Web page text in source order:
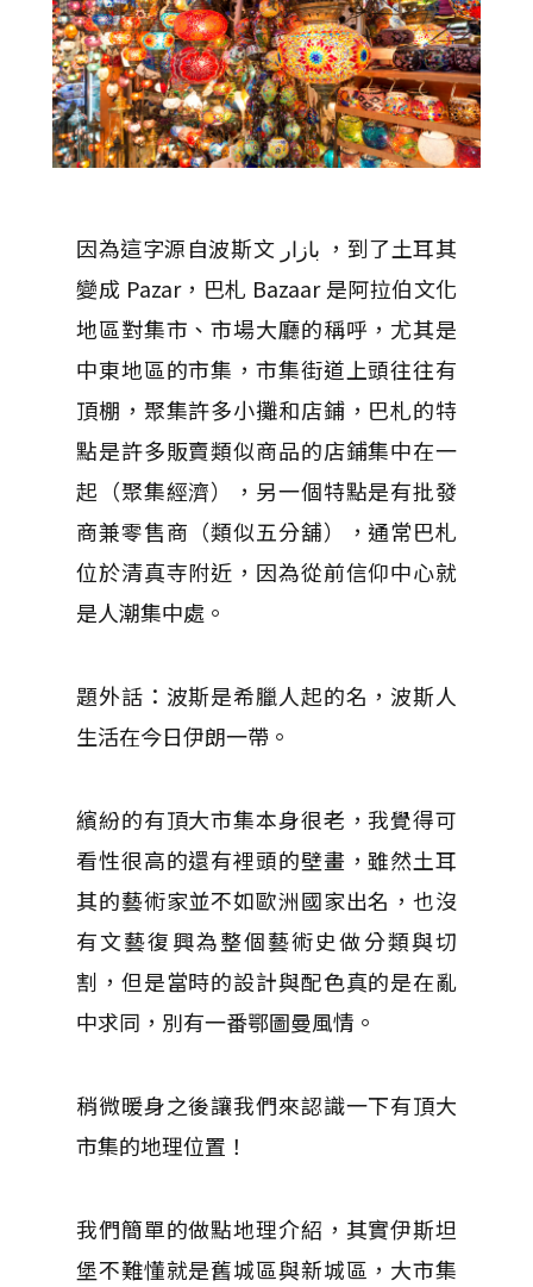
因為這字源自波斯文 بازار ，到了土耳其
變成 Pazar，巴札 Bazaar 是阿拉伯文化
地區對集市、市場大廳的稱呼，尤其是
中東地區的市集，市集街道上頭往往有
頂棚，聚集許多小攤和店鋪，巴札的特
點是許多販賣類似商品的店鋪集中在一
起（聚集經濟），另一個特點是有批發
商兼零售商（類似五分舖），通常巴札
位於清真寺附近，因為從前信仰中心就
是人潮集中處。
題外話：波斯是希臘人起的名，波斯人
生活在今日伊朗一帶。
繽紛的有頂大市集本身很老，我覺得可
看性很高的還有裡頭的壁畫，雖然土耳
其的藝術家並不如歐洲國家出名，也沒
有文藝復興為整個藝術史做分類與切
割，但是當時的設計與配色真的是在亂
中求同，別有一番鄂圖曼風情。
稍微暖身之後讓我們來認識一下有頂大
市集的地理位置！
我們簡單的做點地理介紹，其實伊斯坦
堡不難懂就是舊城區與新城區，大市集